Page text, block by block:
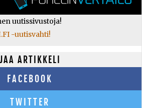
uutissivustoja!
-uutisvahti!
ARTIKKELI
FACEBOOK
TWITTER